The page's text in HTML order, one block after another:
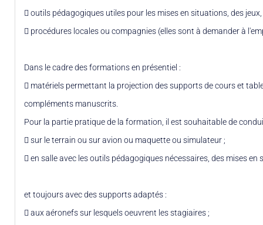
 outils pédagogiques utiles pour les mises en situations, des
 procédures locales ou compagnies (elles sont à demander à
Dans le cadre des formations en présentiel :
 matériels permettant la projection des supports de cours et
compléments manuscrits.
Pour la partie pratique de la formation, il est souhaitable de
 sur le terrain ou sur avion ou maquette ou simulateur ;
 en salle avec les outils pédagogiques nécessaires, des mises en
et toujours avec des supports adaptés :
 aux aéronefs sur lesquels oeuvrent les stagiaires ;